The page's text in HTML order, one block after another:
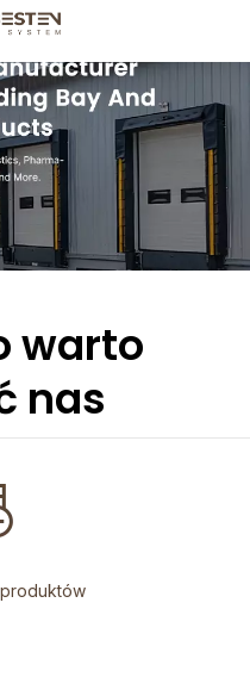
warto
nas